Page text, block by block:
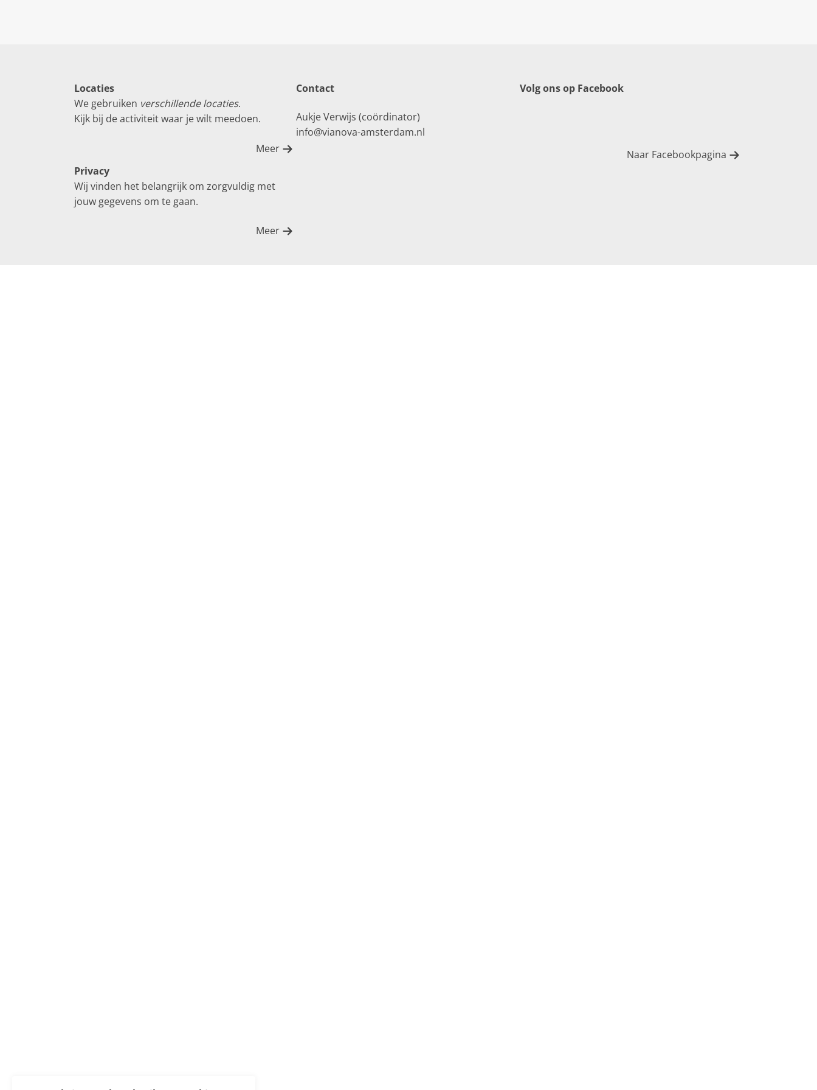
Locaties
We gebruiken verschillende locaties.
Kijk bij de activiteit waar je wilt meedoen.
Meer
Privacy
Wij vinden het belangrijk om zorgvuldig met
jouw gegevens om te gaan.
Meer
Contact
Aukje Verwijs (coördinator)
info@vianova-amsterdam.nl
Volg ons op Facebook
Naar Facebookpagina